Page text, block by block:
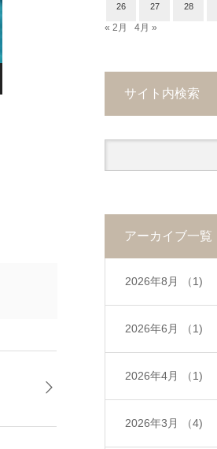
26 27 28
« 2月 4月 »
サイト内検索
アーカイブ一覧
2026年8月 （1)
2026年6月 （1)
2026年4月 （1)
2026年3月 （4)